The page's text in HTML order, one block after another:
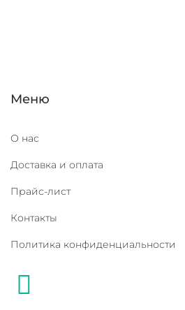
Меню
О нас
Доставка и оплата
Прайс-лист
Контакты
Политика конфиденциальности